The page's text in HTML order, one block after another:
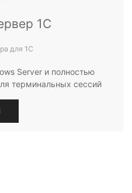
1С
для 1С
Server и полностью
терминальных сессий